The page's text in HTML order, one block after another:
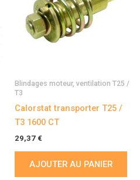
Blindages moteur, ventilation T25 /
T3
Calorstat transporter T25 /
T3 1600 CT
29,37 €
AJOUTER AU PANIER